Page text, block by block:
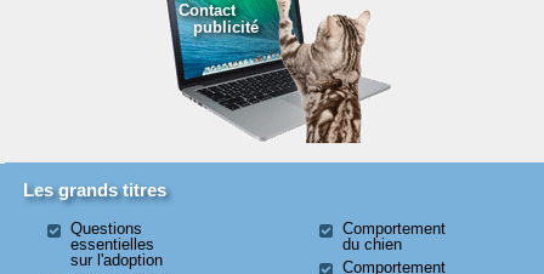
Contact
publicité
Les grands titres
Questions
essentielles
sur l'adoption
Comportement
du chien
Comportement